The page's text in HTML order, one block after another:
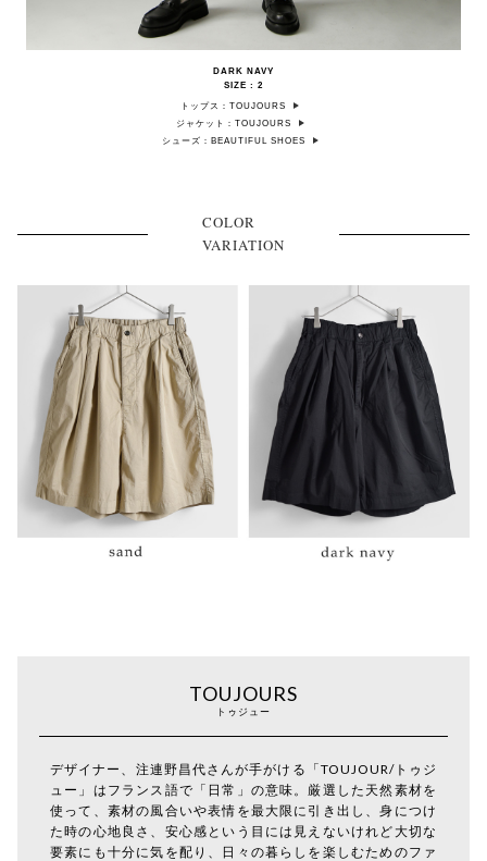
DARK NAVY
SIZE : 2
トップス：TOUJOURS
ジャケット：TOUJOURS
シューズ：BEAUTIFUL SHOES
COLOR
VARIATION
TOUJOURS
トゥジュー
デザイナー、注連野昌代さんが手がける「TOUJOUR/トゥジ
ュー」はフランス語で「日常」の意味。厳選した天然素材を
使って、素材の風合いや表情を最大限に引き出し、身につけ
た時の心地良さ、安心感という目には見えないけれど大切な
要素にも十分に気を配り、日々の暮らしを楽しむためのファ